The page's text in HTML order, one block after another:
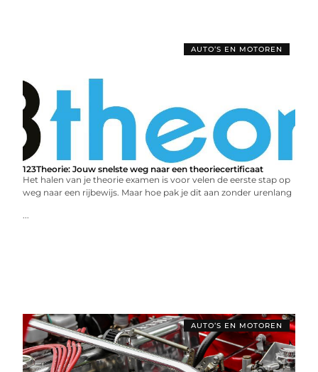
AUTO’S EN MOTOREN
123Theorie: Jouw snelste weg naar een theoriecertificaat
Het halen van je theorie examen is voor velen de eerste stap op
weg naar een rijbewijs. Maar hoe pak je dit aan zonder urenlang
...
AUTO’S EN MOTOREN